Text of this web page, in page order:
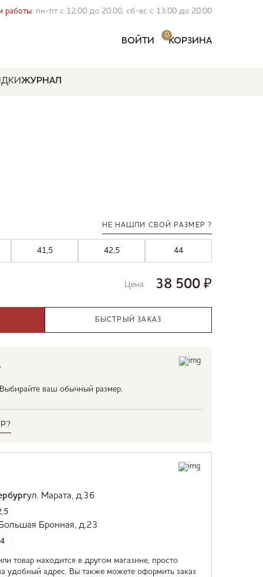
работы: пн-пт с 12:00 до 20:00, сб-вс с 13:00 до 20:00
ВОЙТИ
0
КОРЗИНА
ЖУРНАЛ
НЕ НАШЛИ СВОЙ РАЗМЕР ?
41,5 42,5 44
Цена 38 500 ₽
БЫСТРЫЙ ЗАКАЗ
Выбирайте ваш обычный размер.
ул. Марата, д.36
Бронная, д.23
товар находится в другом магазине, просто
удобный адрес. Вы также можете оформить заказ